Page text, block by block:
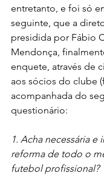
entretanto, e foi só
seguinte, que a
presidida por Fábio
Mendonça,
enquete, através de
aos sócios do clube
acompanhada do
questionário:
1. Acha necessária
reforma de todo o
futebol profissional?